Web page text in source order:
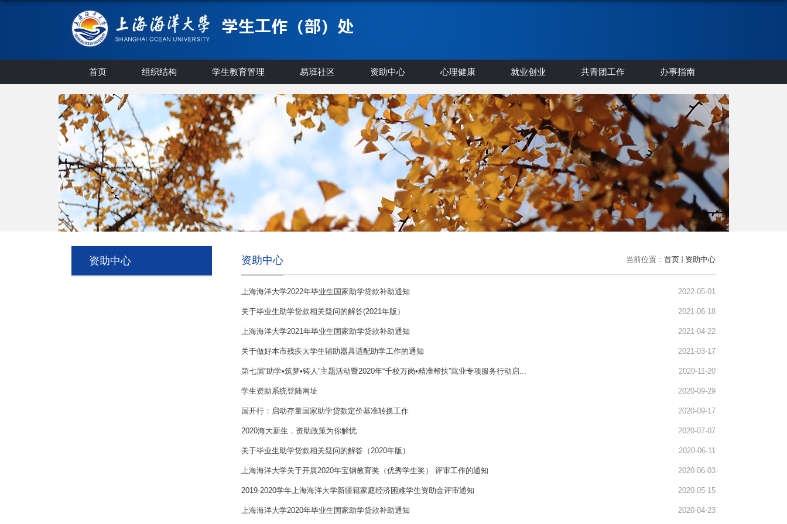
首页 组织结构 学生教育管理 易班社区 资助中心 心理健康 就业创业 共青团工作 办事指南
资助中心 当前位置： 首页 资助中心
资助中心
上海海洋大学2022年毕业生国家助学贷款补助通知 2022-05-01
关于毕业生助学贷款相关疑问的解答(2021年版） 2021-06-18
上海海洋大学2021年毕业生国家助学贷款补助通知 2021-04-22
关于做好本市残疾大学生辅助器具适配助学工作的通知 2021-03-17
第七届“助学•筑梦•铸人”主题活动暨2020年“千校万岗•精准帮扶”就业专项服务行动启... 2020-11-20
学生资助系统登陆网址 2020-09-29
国开行：启动存量国家助学贷款定价基准转换工作 2020-09-17
2020海大新生，资助政策为你解忧 2020-07-07
关于毕业生助学贷款相关疑问的解答（2020年版） 2020-06-11
上海海洋大学关于开展2020年宝钢教育奖（优秀学生奖） 评审工作的通知 2020-06-03
2019-2020学年上海海洋大学新疆籍家庭经济困难学生资助金评审通知 2020-05-15
上海海洋大学2020年毕业生国家助学贷款补助通知 2020-04-23